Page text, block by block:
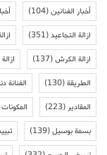
أخبار الفنانين(104)
ازالة التجاعيد(351)
ازالة الكرش(137)
الطريقة(130) الفنانة
المقادير(223) المكونات
بسمة بوسيل(139)